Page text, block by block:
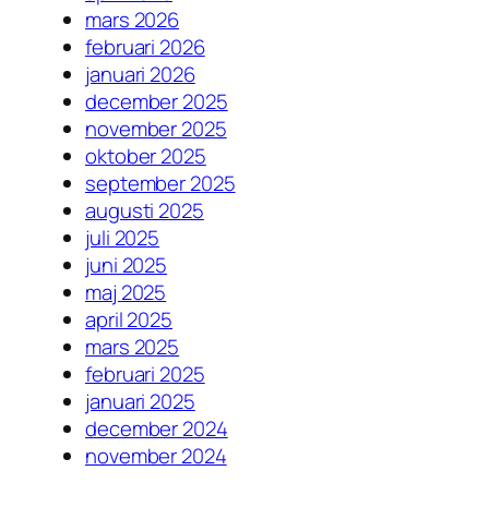
mars 2026
februari 2026
januari 2026
december 2025
november 2025
oktober 2025
september 2025
augusti 2025
juli 2025
juni 2025
maj 2025
april 2025
mars 2025
februari 2025
januari 2025
december 2024
november 2024